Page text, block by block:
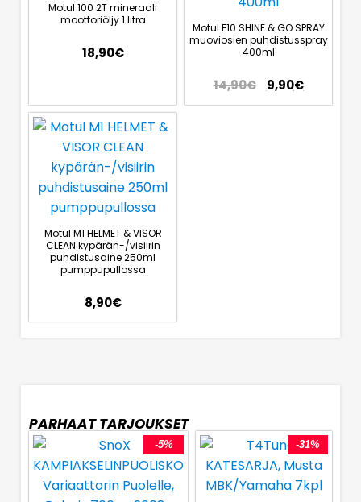
Motul 100 2T mineraali
moottoriöljy 1 litra
18,90€
Motul E10 SHINE & GO SPRAY
muoviosien puhdistusspray
400ml
14,90€ 9,90€
Motul M1 HELMET & VISOR
CLEAN kypärän-/visiirin
puhdistusaine 250ml
pumppupullossa
8,90€
PARHAAT TARJOUKSET
-5% -31%